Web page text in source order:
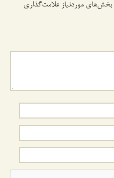
بخش‌های موردنیاز علامت‌گذاری